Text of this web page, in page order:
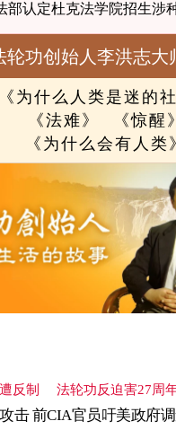
部认定杜克法学院招生涉
轮功创始人李洪志大
《为什么人类是迷的社
《法难》
《惊醒》
《为什么会有人类
反制 法轮功反迫害27周
击 前CIA官员吁美政府